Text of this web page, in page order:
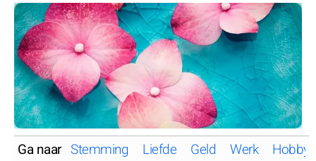
Ga naar Stemming Liefde Geld Werk